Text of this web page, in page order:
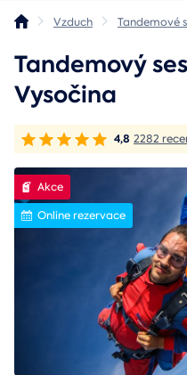
Vzduch Tandemové
Tandemový
Vysočina
4,8 2282
Akce
Online rezervace